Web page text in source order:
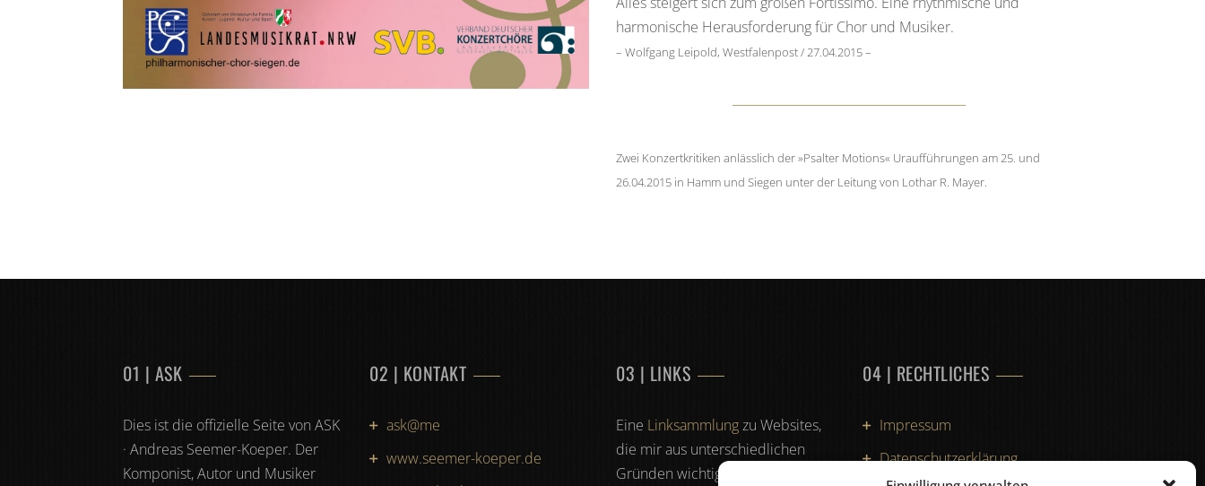
harmonische Herausforderung für Chor und Musiker.
– Wolfgang Leipold, Westfalenpost / 27.04.2015 –
Zwei Konzertkritiken anlässlich der »Psalter Motions« Uraufführungen am 25. und
26.04.2015 in Hamm und Siegen unter der Leitung von Lothar R. Mayer.
01 | ASK
Dies ist die offizielle Seite von ASK
· Andreas Seemer-Koeper. Der
Komponist, Autor und Musiker
02 | KONTAKT
ask@me
www.seemer-koeper.de
03 | LINKS
Eine Linksammlungzu Websites,
die mir aus unterschiedlichen
Gründen wichtig sind und die ich
04 | RECHTLICHES
Impressum
Datenschutzerklärung